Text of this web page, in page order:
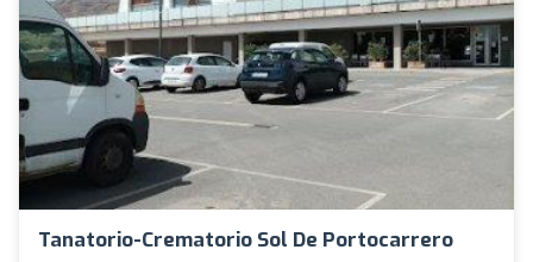
Tanatorio-Crematorio Sol De Portocarrero